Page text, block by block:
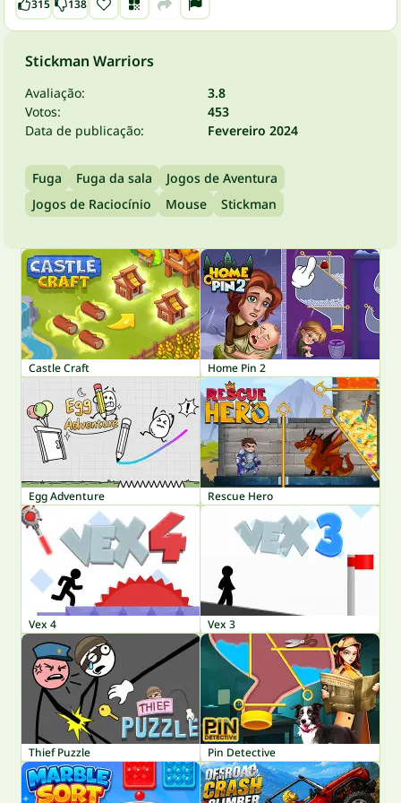
315 138
Stickman Warriors
Avaliação:
3.8
Votos:
453
Data de publicação:
Fevereiro 2024
Fuga Fuga da sala
Jogos de Aventura
Jogos de Raciocínio
Mouse Stickman
Castle Craft Home Pin 2
Egg Adventure Rescue Hero
Vex 4 Vex 3
Thief Puzzle Pin Detective